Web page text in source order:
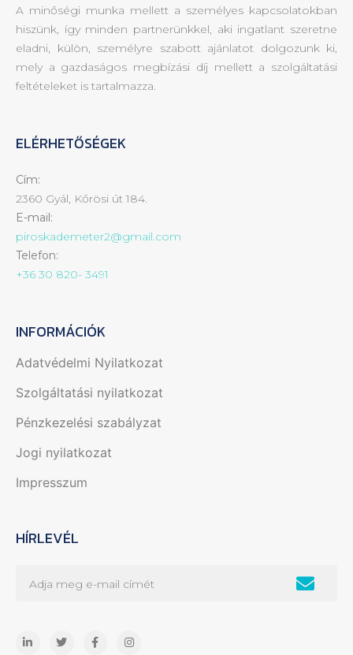
A minőségi munka mellett a személyes kapcsolatokban
hiszünk, így minden partnerünkkel, aki ingatlant szeretne
eladni, külön, személyre szabott ajánlatot dolgozunk ki,
mely a gazdaságos megbízási díj mellett a szolgáltatási
feltételeket is tartalmazza.
ELÉRHETŐSÉGEK
Cím:
2360 Gyál, Kőrösi út 184.
E-mail:
piroskademeter2@gmail.com
Telefon:
+36 30 820- 3491
INFORMÁCIÓK
Adatvédelmi Nyilatkozat
Szolgáltatási nyilatkozat
Pénzkezelési szabályzat
Jogi nyilatkozat
Impresszum
HÍRLEVÉL